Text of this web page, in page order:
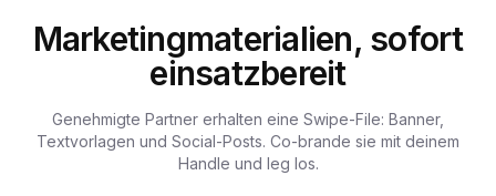
Marketingmaterialien, sofort
einsatzbereit
Genehmigte Partner erhalten eine Swipe-File: Banner,
Textvorlagen und Social-Posts. Co-brande sie mit deinem
Handle und leg los.